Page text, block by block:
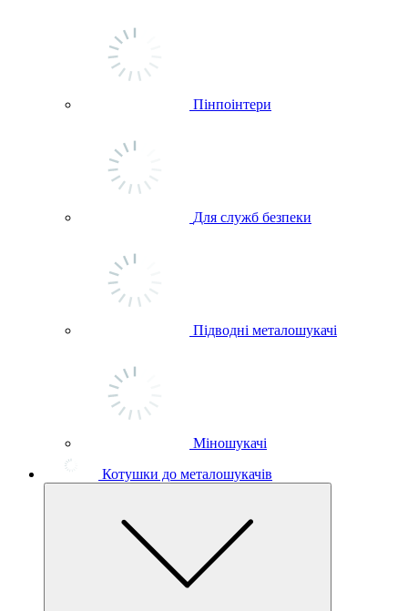
Пінпоінтери
Для служб безпеки
Підводні металошукачі
Міношукачі
Котушки до металошукачів